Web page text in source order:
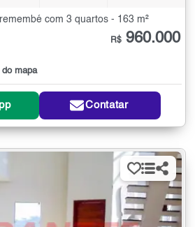
com 3 quartos - 163 m²
do mapa
R$ 960.000
Contatar